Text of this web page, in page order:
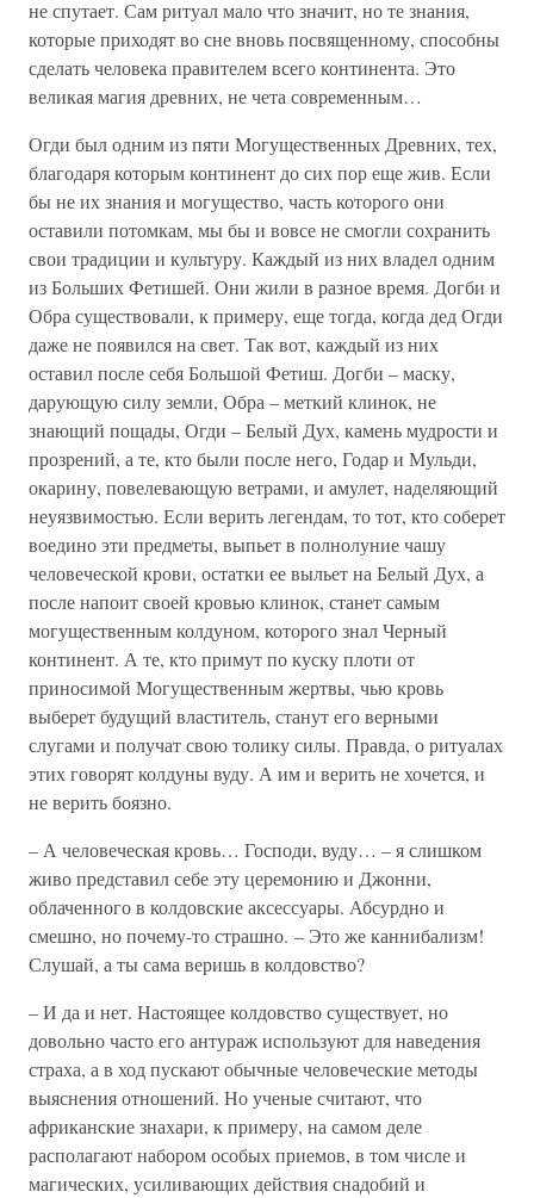
не спутает. Сам ритуал мало что значит, но те знания,
которые приходят во сне вновь посвященному, способны
сделать человека правителем всего континента. Это
великая магия древних, не чета современным…
Огди был одним из пяти Могущественных Древних, тех,
благодаря которым континент до сих пор еще жив. Если
бы не их знания и могущество, часть которого они
оставили потомкам, мы бы и вовсе не смогли сохранить
свои традиции и культуру. Каждый из них владел одним
из Больших Фетишей. Они жили в разное время. Догби и
Обра существовали, к примеру, еще тогда, когда дед Огди
даже не появился на свет. Так вот, каждый из них
оставил после себя Большой Фетиш. Догби – маску,
дарующую силу земли, Обра – меткий клинок, не
знающий пощады, Огди – Белый Дух, камень мудрости и
прозрений, а те, кто были после него, Годар и Мульди,
окарину, повелевающую ветрами, и амулет, наделяющий
неуязвимостью. Если верить легендам, то тот, кто соберет
воедино эти предметы, выпьет в полнолуние чашу
человеческой крови, остатки ее выльет на Белый Дух, а
после напоит своей кровью клинок, станет самым
могущественным колдуном, которого знал Черный
континент. А те, кто примут по куску плоти от
приносимой Могущественным жертвы, чью кровь
выберет будущий властитель, станут его верными
слугами и получат свою толику силы. Правда, о ритуалах
этих говорят колдуны вуду. А им и верить не хочется, и
не верить боязно.
– А человеческая кровь… Господи, вуду… – я слишком
живо представил себе эту церемонию и Джонни,
облаченного в колдовские аксессуары. Абсурдно и
смешно, но почему-то страшно. – Это же каннибализм!
Слушай, а ты сама веришь в колдовство?
– И да и нет. Настоящее колдовство существует, но
довольно часто его антураж используют для наведения
страха, а в ход пускают обычные человеческие методы
выяснения отношений. Но ученые считают, что
африканские знахари, к примеру, на самом деле
располагают набором особых приемов, в том числе и
магических, усиливающих действия снадобий и